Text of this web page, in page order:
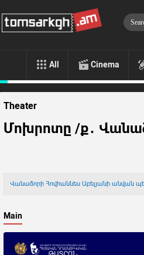
All Cinema
Theater
Մոխրոտը /ք․
Վանաձորի Հովհաննես Աբելյանի
Main